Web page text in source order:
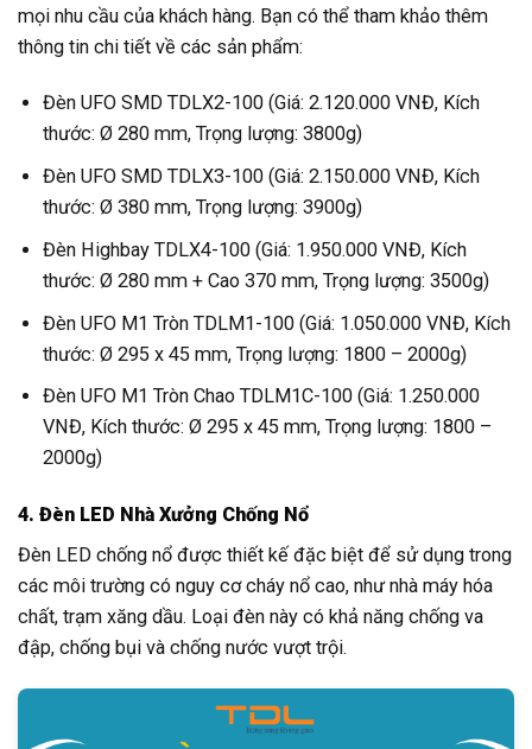
mọi nhu cầu của khách hàng. Bạn có thể tham khảo thêm
thông tin chi tiết về các sản phẩm:
Đèn UFO SMD TDLX2-100 (Giá: 2.120.000 VNĐ, Kích
thước: Ø 280 mm, Trọng lượng: 3800g)
Đèn UFO SMD TDLX3-100 (Giá: 2.150.000 VNĐ, Kích
thước: Ø 380 mm, Trọng lượng: 3900g)
Đèn Highbay TDLX4-100 (Giá: 1.950.000 VNĐ, Kích
thước: Ø 280 mm + Cao 370 mm, Trọng lượng: 3500g)
Đèn UFO M1 Tròn TDLM1-100 (Giá: 1.050.000 VNĐ, Kích
thước: Ø 295 x 45 mm, Trọng lượng: 1800 – 2000g)
Đèn UFO M1 Tròn Chao TDLM1C-100 (Giá: 1.250.000
VNĐ, Kích thước: Ø 295 x 45 mm, Trọng lượng: 1800 –
2000g)
4. Đèn LED Nhà Xưởng Chống Nổ
Đèn LED chống nổ được thiết kế đặc biệt để sử dụng trong
các môi trường có nguy cơ cháy nổ cao, như nhà máy hóa
chất, trạm xăng dầu. Loại đèn này có khả năng chống va
đập, chống bụi và chống nước vượt trội.